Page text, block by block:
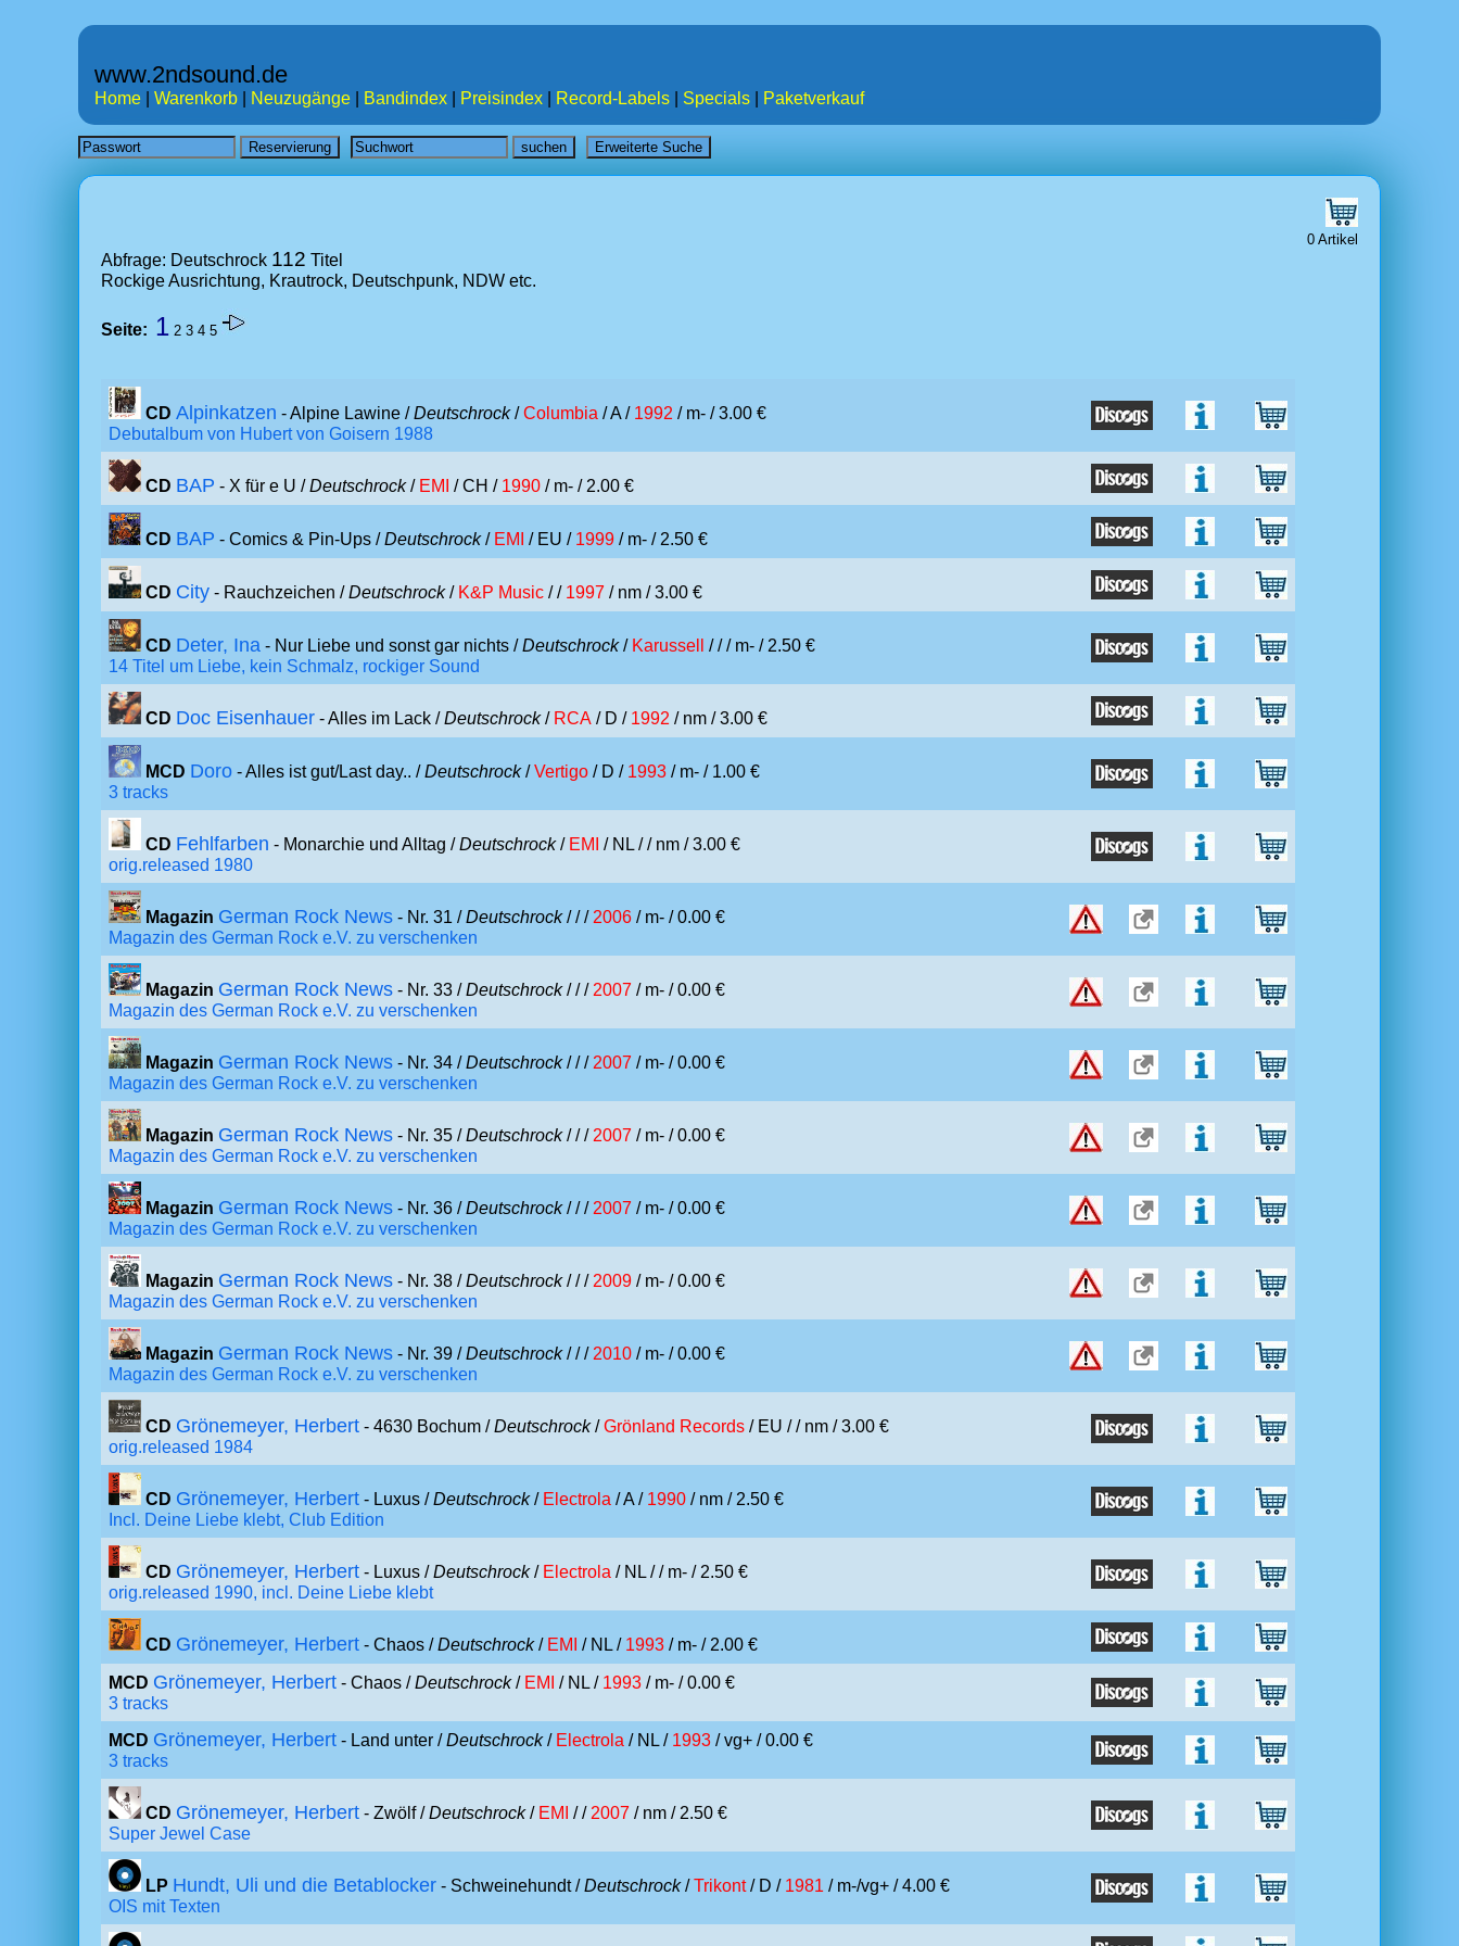
www.2ndsound.de
Home Warenkorb Neuzugänge Bandindex Preisindex Record-Labels Specials Paketverkauf
0 Artikel
Abfrage: Deutschrock 112 Titel
Rockige Ausrichtung, Krautrock, Deutschpunk, NDW etc.
Seite: 1 2 3 4 5
CD Alpinkatzen - Alpine Lawine /Deutschrock/Columbia / A / 1992 / m- / 3.00 €
Debutalbum von Hubert von Goisern 1988
CD BAP - X für e U /Deutschrock/ EMI / CH / 1990 / m- / 2.00 €
CD BAP - Comics & Pin-Ups /Deutschrock/ EMI / EU / 1999 / m- / 2.50 €
CD City - Rauchzeichen /Deutschrock/ K&P Music / / 1997 / nm / 3.00 €
CD Deter, Ina - Nur Liebe und sonst gar nichts /Deutschrock/ Karussell / // m- / 2.50 €
14 Titel um Liebe, kein Schmalz, rockiger Sound
CD Doc Eisenhauer - Alles im Lack /Deutschrock/ RCA / D / 1992 / nm / 3.00 €
MCD Doro - Alles ist gut/Last day.. /Deutschrock/Vertigo / D / 1993 / m- / 1.00 €
3 tracks
CD Fehlfarben - Monarchie und Alltag /Deutschrock/ EMI / NL // nm / 3.00 €
orig.released 1980
Magazin German Rock News - Nr. 31 /Deutschrock// / 2006 / m- / 0.00 €
Magazin des German Rock e.V. zu verschenken
Magazin German Rock News - Nr. 33 /Deutschrock// / 2007 / m- / 0.00 €
Magazin des German Rock e.V. zu verschenken
Magazin German Rock News - Nr. 34 /Deutschrock// / 2007 / m- / 0.00 €
Magazin des German Rock e.V. zu verschenken
Magazin German Rock News - Nr. 35 /Deutschrock// / 2007 / m- / 0.00 €
Magazin des German Rock e.V. zu verschenken
Magazin German Rock News - Nr. 36 /Deutschrock// / 2007 / m- / 0.00 €
Magazin des German Rock e.V. zu verschenken
Magazin German Rock News - Nr. 38 /Deutschrock// / 2009 / m- / 0.00 €
Magazin des German Rock e.V. zu verschenken
Magazin German Rock News - Nr. 39 /Deutschrock// / 2010 / m- / 0.00 €
Magazin des German Rock e.V. zu verschenken
CD Grönemeyer, Herbert - 4630 Bochum /Deutschrock/Grönland Records / EU // nm / 3.00 €
orig.released 1984
CD Grönemeyer, Herbert - Luxus /Deutschrock/ Electrola / A / 1990 / nm / 2.50 €
Incl. Deine Liebe klebt, Club Edition
CD Grönemeyer, Herbert - Luxus /Deutschrock/ Electrola / NL // m- / 2.50 €
orig.released 1990, incl. Deine Liebe klebt
CD Grönemeyer, Herbert - Chaos /Deutschrock/ EMI / NL / 1993 / m- / 2.00 €
MCD Grönemeyer, Herbert - Chaos /Deutschrock/ EMI / NL / 1993 / m- / 0.00 €
3 tracks
MCD Grönemeyer, Herbert - Land unter /Deutschrock/ Electrola / NL / 1993 / vg+ / 0.00 €
3 tracks
CD Grönemeyer, Herbert - Zwölf /Deutschrock/ EMI / / 2007 / nm / 2.50 €
Super Jewel Case
LP Hundt, Uli und die Betablocker - Schweinehundt /Deutschrock/Trikont/ D / 1981 / m-/vg+ / 4.00 €
OIS mit Texten